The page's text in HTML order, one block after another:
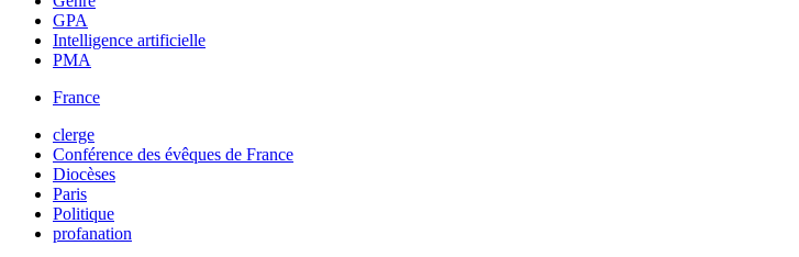
GPA
Intelligence artificielle
PMA
France
clerge
Conférence des évêques de France
Diocèses
Paris
Politique
profanation